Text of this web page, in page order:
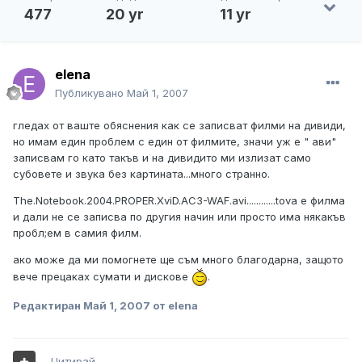
477 20 yr 11 yr
elena
Публикувано Май 1, 2007
гледах от ваште обяснения как се записват филми на дивиди,
но имам един проблем с един от филмите, значи уж е " ави"
записвам го като такъв и на дивидито ми излизат само
субовете и звука без картината...много странно.
The.Notebook.2004.PROPER.XviD.AC3-WAF.avi............tova е филма
и дали не се записва по другия начин или просто има някакъв
пробл;ем в самия филм.
ако може да ми помогнете ще съм много благодарна, защото
вече прецаках сумати и дискове
.
Редактиран Май 1, 2007 от elena